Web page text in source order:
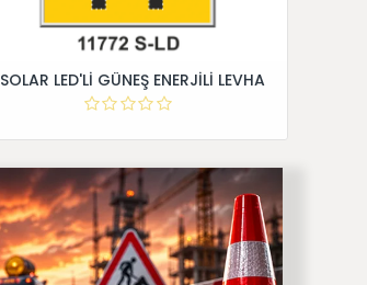
SOLAR LED'Lİ GÜNEŞ ENERJİLİ LEVHA